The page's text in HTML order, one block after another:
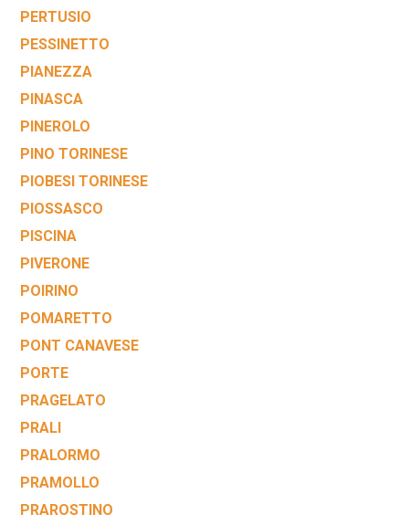
PERTUSIO
PESSINETTO
PIANEZZA
PINASCA
PINEROLO
PINO TORINESE
PIOBESI TORINESE
PIOSSASCO
PISCINA
PIVERONE
POIRINO
POMARETTO
PONT CANAVESE
PORTE
PRAGELATO
PRALI
PRALORMO
PRAMOLLO
PRAROSTINO